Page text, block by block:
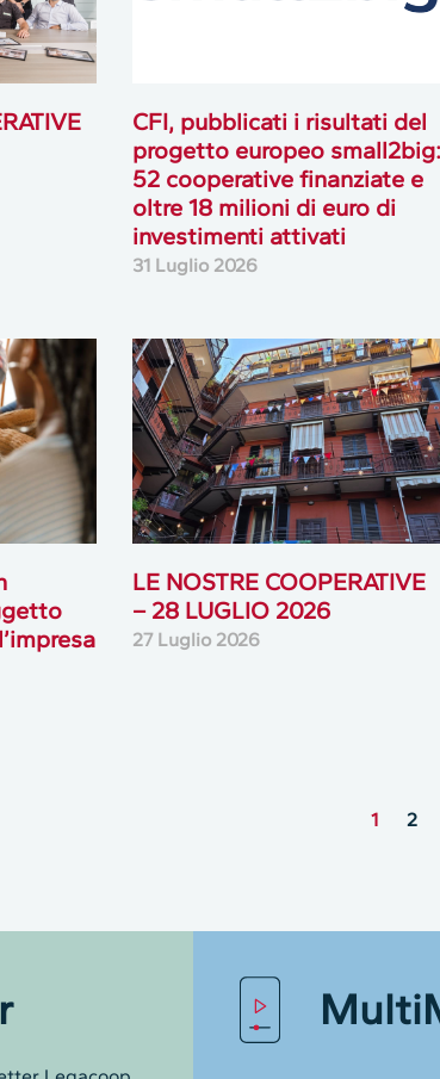
CFI, pubblicati i risultati del
progetto europeo small2big:
52 cooperative finanziate e
oltre 18 milioni di euro di
investimenti attivati
31 Luglio 2026
LE NOSTRE COOPERATIVE
– 28 LUGLIO 2026
27 Luglio 2026
1 2
web raccoglie alcuni dati